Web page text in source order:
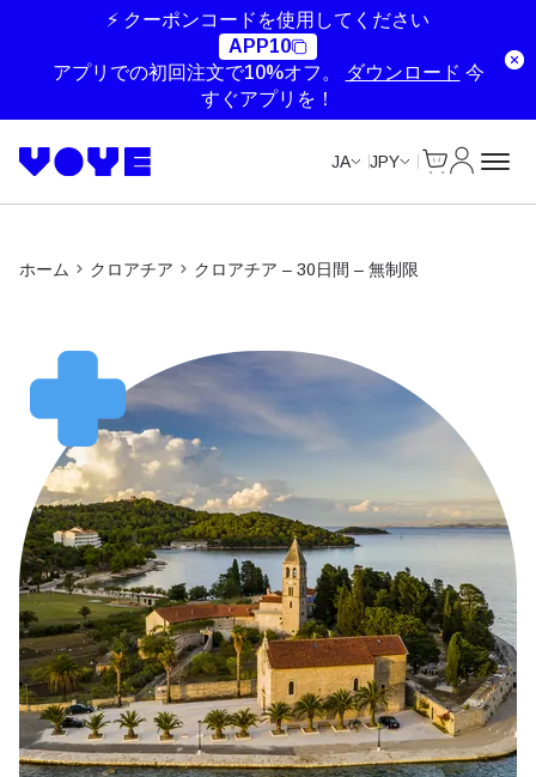
⚡ クーポンコードを使用してください
APP10
アプリでの初回注文で10%オフ。
ダウンロード 今
すぐアプリを！
JA JPY
ホーム クロアチア クロアチア – 30日間 – 無制限
Unlimited Data
Unlimited Data
Unlimited Data
Unlimited Data